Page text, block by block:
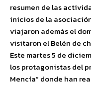
resumen de las
inicios de la
viajaron además el
visitaron el Belén de
Este martes 5 de
los protagonistas del
Mencía” donde han